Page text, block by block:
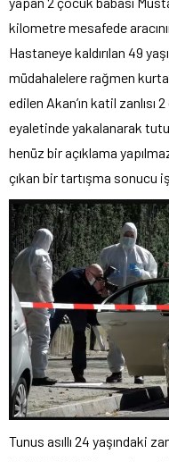
kilometre mesafede
Hastaneye kaldırılan 49
müdahalelere rağmen
edilen Akan’ın katil
eyaletinde yakalanarak
henüz bir açıklama
çıkan bir tartışma sonucu
Tunus asıllı 24 yaşındaki